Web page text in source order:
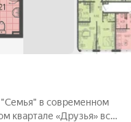
"Семья" в современном
квартале «Друзья» все